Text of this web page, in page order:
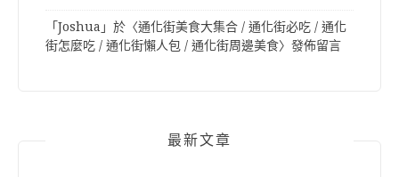
「Joshua 」於〈通化街美食大集合 / 通化街必吃 / 通化
街怎麼吃 / 通化街懶人包 / 通化街周邊美食〉發佈留言
最新文章